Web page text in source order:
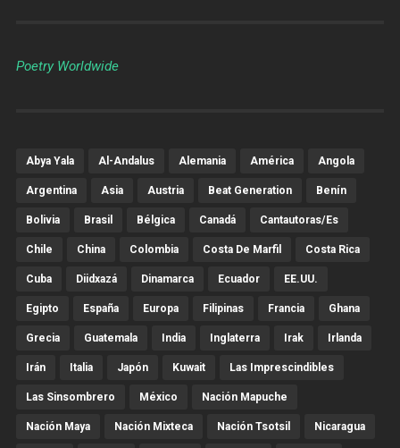
Poetry Worldwide
Abya Yala Al-Andalus Alemania América Angola
Argentina Asia Austria Beat Generation Benín
Bolivia Brasil Bélgica Canadá Cantautoras/es
Chile China Colombia Costa De Marfil Costa Rica
Cuba Diidxazá Dinamarca Ecuador EE.UU.
Egipto España Europa Filipinas Francia Ghana
Grecia Guatemala India Inglaterra Irak Irlanda
Irán Italia Japón Kuwait Las Imprescindibles
Las Sinsombrero México Nación Mapuche
Nación Maya Nación Mixteca Nación Tsotsil Nicaragua